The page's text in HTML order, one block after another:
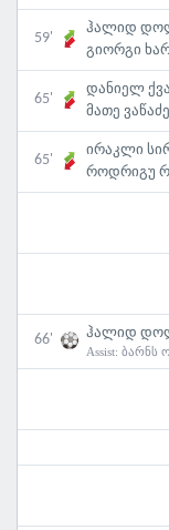
59'
ჰალიდ
გიორგი
65'
დანიელ
მათე ვაწაძე
65'
ირაკლი
როდრიგუ
66' ჰალიდ
Assist: ბარნს